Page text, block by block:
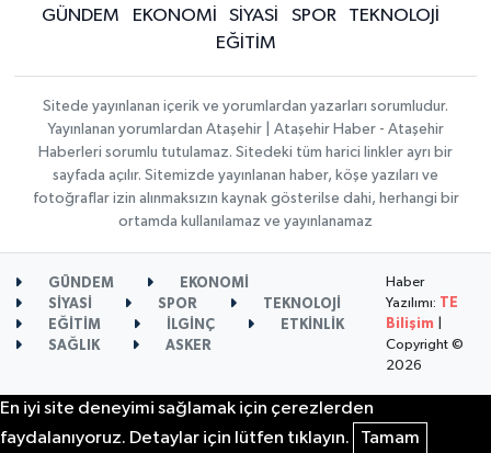
GÜNDEM EKONOMİ SİYASİ SPOR
TEKNOLOJİ
EĞİTİM
Sitede yayınlanan içerik ve yorumlardan yazarları sorumludur.
Yayınlanan yorumlardan Ataşehir | Ataşehir Haber - Ataşehir
Haberleri sorumlu tutulamaz. Sitedeki tüm harici linkler ayrı bir
sayfada açılır. Sitemizde yayınlanan haber, köşe yazıları ve
fotoğraflar izin alınmaksızın kaynak gösterilse dahi, herhangi bir
ortamda kullanılamaz ve yayınlanamaz
GÜNDEM
EKONOMİ
SİYASİ
SPOR
TEKNOLOJİ
EĞİTİM
İLGİNÇ
ETKİNLİK
SAĞLIK
ASKER
Haber
Yazılımı: TE
Bilişim
Copyright ©
2026
En iyi site deneyimi sağlamak için çerezlerden
faydalanıyoruz. Detaylar için lütfen tıklayın.
Tamam